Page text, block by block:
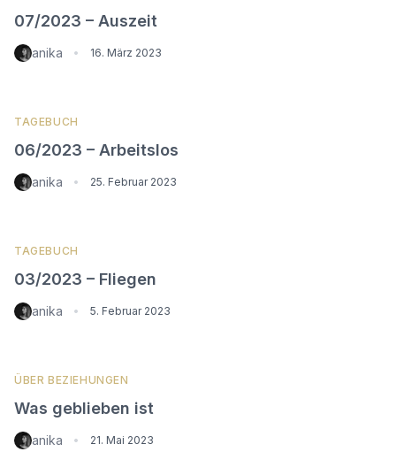
07/2023 – Auszeit
anika • 16. März 2023
TAGEBUCH
06/2023 – Arbeitslos
anika • 25. Februar 2023
TAGEBUCH
03/2023 – Fliegen
anika • 5. Februar 2023
ÜBER BEZIEHUNGEN
Was geblieben ist
anika • 21. Mai 2023